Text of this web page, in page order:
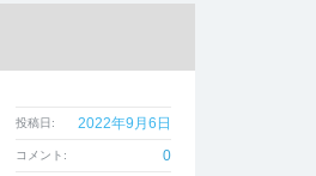
投稿日: 2022年9月6日
コメント: 0